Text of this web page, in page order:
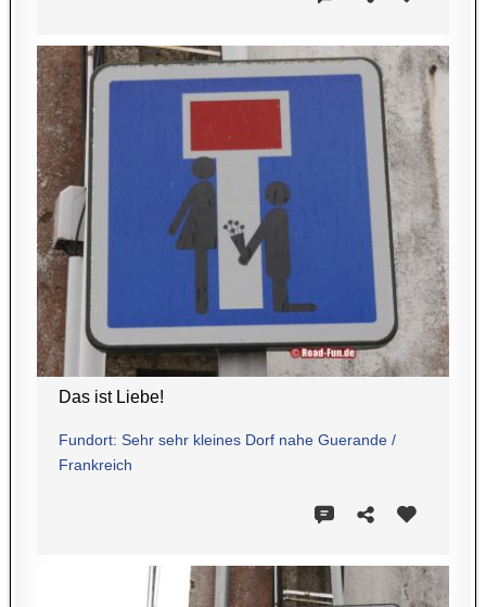
Das ist Liebe!
Fundort: Sehr sehr kleines Dorf nahe Guerande /
Frankreich